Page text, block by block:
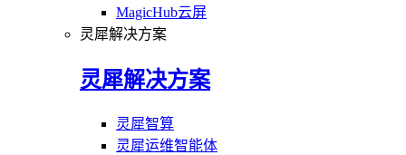
MagicHub云屏
灵犀解决方案
灵犀解决方案
灵犀智算
灵犀运维智能体